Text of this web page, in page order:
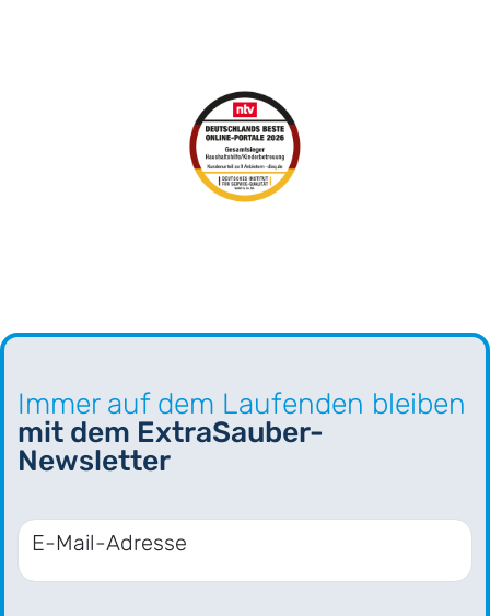
Immer auf dem Laufenden bleiben
mit dem ExtraSauber-
Newsletter
E-Mail-Adresse